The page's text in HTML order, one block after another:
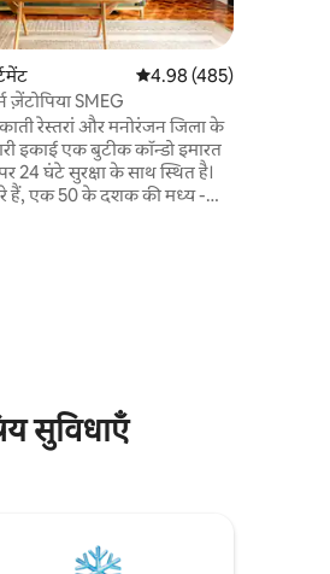
औसत रेटिंग 5 में से 4.98,
4.98 (485)
ज़ेंटोपिया SMEG
रेस्तरां और मनोरंजन जिला के
इकाई एक बुटीक कॉन्डो इमारत
24 घंटे सुरक्षा के साथ स्थित है।
हैं, एक 50 के दशक की मध्य -
सुविधाएँ